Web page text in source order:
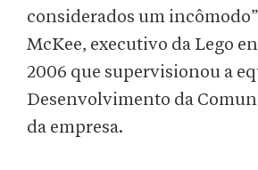
considerados um
McKee, executivo da Lego
2006 que supervisionou a
Desenvolvimento da
da empresa.